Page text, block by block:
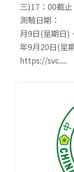
三)17：00截
測驗日期：
月9日(星期
年9月20日(
https://svc....